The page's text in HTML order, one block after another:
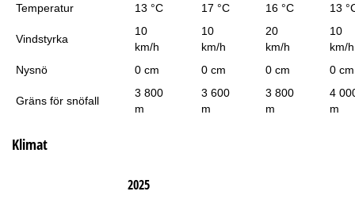
Temperatur 13 °C 17 °C 16 °C 13
Vindstyrka
10
km/h
10
km/h
20
km/h
10
km/h
Nysnö
0 cm 0 cm 0 cm 0 cm
Gräns för snöfall
3 800
m
3 600
m
3 800
m
4
m
Klimat
2025